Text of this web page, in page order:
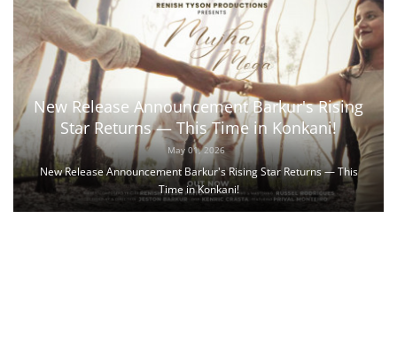
New Release Announcement Barkur's Rising
Star Returns — This Time in Konkani!
May 01, 2026
New Release Announcement Barkur's Rising Star Returns — This
Time in Konkani!